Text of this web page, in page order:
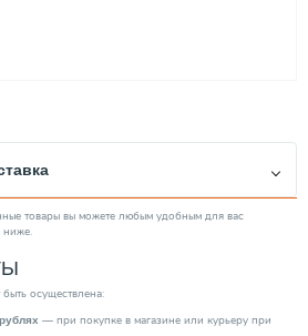
товары вы можете любым удобным для вас
ниже.
осуществлена:
— при покупке в магазине или курьеру при